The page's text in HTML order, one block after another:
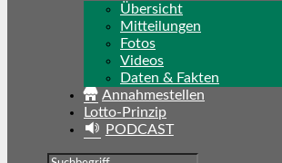
Übersicht
Mitteilungen
Fotos
Videos
Daten & Fakten
Annahmestellen
Lotto-Prinzip
PODCAST